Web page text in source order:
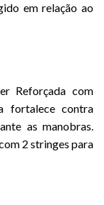
em relação ao
Reforçada com
fortalece contra
as manobras.
2 stringes para